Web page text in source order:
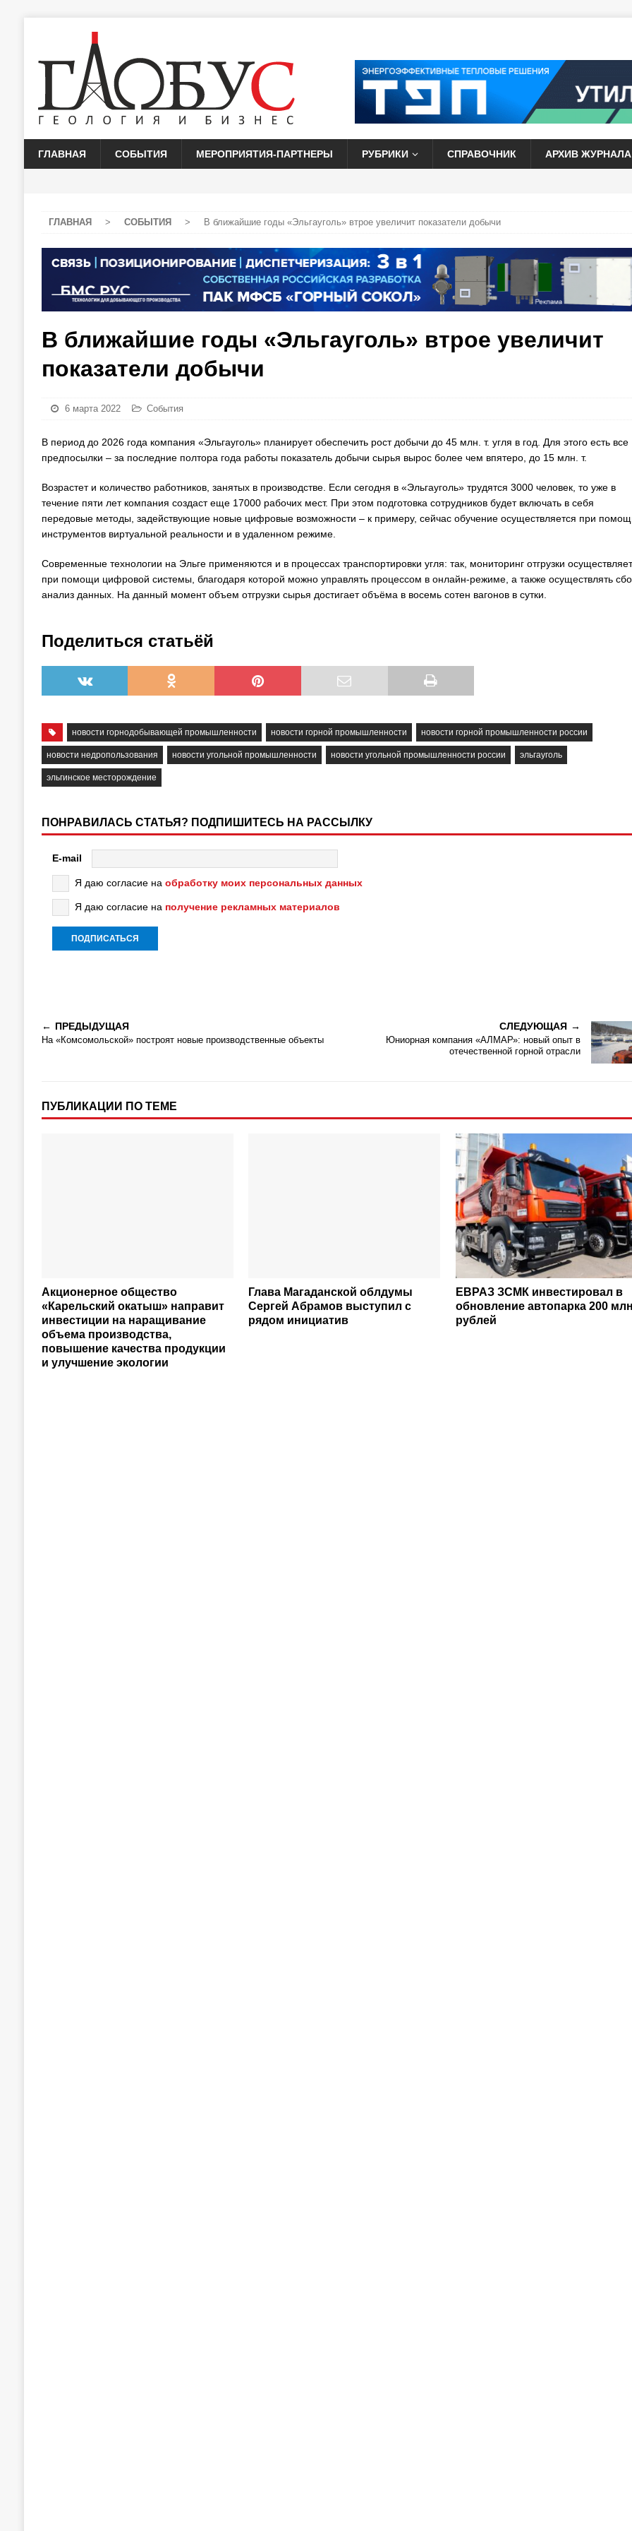
ГЛАВНАЯ СОБЫТИЯ МЕРОПРИЯТИЯ-ПАРТНЕРЫ РУБРИКИ СПРАВОЧНИК АРХИВ ЖУРНАЛА
ГЛАВНАЯ > СОБЫТИЯ > В ближайшие годы «Эльгауголь» втрое увеличит показатели добычи
В ближайшие годы «Эльгауголь» втрое увеличит
показатели добычи
6 марта 2022 События
В период до 2026 года компания «Эльгауголь» планирует обеспечить рост добычи до 45 млн. т. угля в год. Для этого есть все
предпосылки – за последние полтора года работы показатель добычи сырья вырос более чем впятеро, до 15 млн. т.
Возрастет и количество работников, занятых в производстве. Если сегодня в «Эльгауголь» трудятся 3000 человек, то уже в
течение пяти лет компания создаст еще 17000 рабочих мест. При этом подготовка сотрудников будет включать в себя
передовые методы, задействующие новые цифровые возможности – к примеру, сейчас обучение осуществляется при
инструментов виртуальной реальности и в удаленном режиме.
Современные технологии на Эльге применяются и в процессах транспортировки угля: так, мониторинг отгрузки
при помощи цифровой системы, благодаря которой можно управлять процессом в онлайн-режиме, а также осуществлять
анализ данных. На данный момент объем отгрузки сырья достигает объёма в восемь сотен вагонов в сутки.
Поделиться статьёй
новости горнодобывающей промышленности новости горной промышленности новости горной промышленности россии
новости недропользования новости угольной промышленности новости угольной промышленности россии эльгауголь
эльгинское месторождение
ПОНРАВИЛАСЬ СТАТЬЯ? ПОДПИШИТЕСЬ НА РАССЫЛКУ
E-mail
Я даю согласие на обработку моих персональных данных
Я даю согласие на получение рекламных материалов
ПРЕДЫДУЩАЯ
На «Комсомольской» построят новые производственные объекты
СЛЕДУЮЩАЯ
Юниорная компания «АЛМАР»: новый опыт в
отечественной горной отрасли
ПУБЛИКАЦИИ ПО ТЕМЕ
Акционерное общество
«Карельский окатыш» направит
инвестиции на наращивание
объема производства,
повышение качества продукции
и улучшение экологии
Глава Магаданской облдумы
Сергей Абрамов выступил с
рядом инициатив
ЕВРАЗ ЗСМК инвестировал в
обновление автопарка 200
рублей